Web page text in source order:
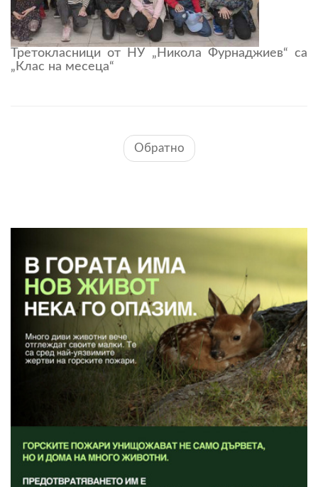
Третокласници от НУ „Никола Фурнаджиев“ са
„Клас на месеца“
Обратно